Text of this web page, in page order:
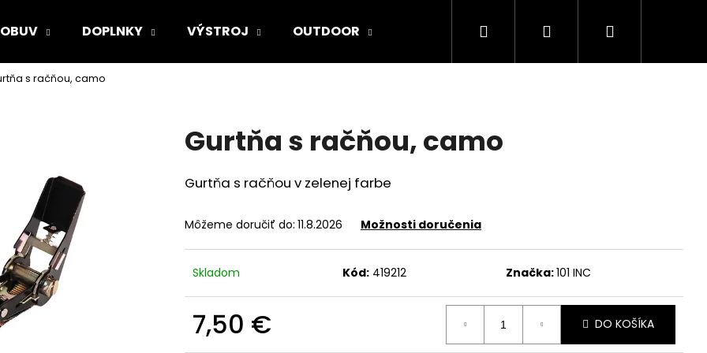
OBUV DOPLNKY VÝSTROJ OUTDOOR ARMY ORIGINAL Kamenná predajňa
Hľadať PrihlásenieNákupný
s račňou, camo
Gurtňa s račňou, camo
Gurtňa s račňou v zelenej farbe
Môžeme doručiť do: 11.8.2026 Možnosti doručenia
Skladom Kód: 419212 Značka:101 INC
7,50 € DO KOŠÍKA
Čo potrebujete nájsť?
HĽADAŤ
Odporúčame